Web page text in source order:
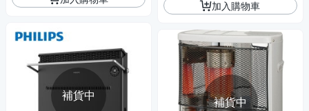
補貨中
加入購物車
補貨中